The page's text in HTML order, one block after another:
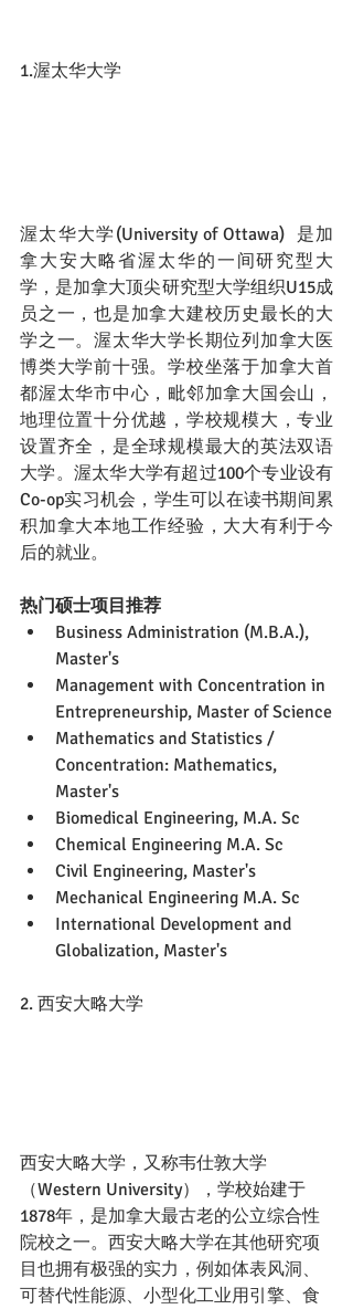
1.渥太华大学
渥太华大学(University of Ottawa)  是加
拿大安大略省渥太华的一间研究型大
学，是加拿大顶尖研究型大学组织U15成
员之一，也是加拿大建校历史最长的大
学之一。渥太华大学长期位列加拿大医
博类大学前十强。学校坐落于加拿大首
都渥太华市中心，毗邻加拿大国会山，
地理位置十分优越，学校规模大，专业
设置齐全，是全球规模最大的英法双语
大学。渥太华大学有超过100个专业设有
Co-op实习机会，学生可以在读书期间累
积加拿大本地工作经验，大大有利于今
后的就业。
热门硕士项目推荐
Business Administration (M.B.A.),
Master's
Management with Concentration in
Entrepreneurship, Master of Science
Mathematics and Statistics /
Concentration: Mathematics,
Master's
Biomedical Engineering, M.A. Sc
Chemical Engineering M.A. Sc
Civil Engineering, Master's
Mechanical Engineering M.A. Sc
International Development and
Globalization, Master's
2. 西安大略大学
西安大略大学，又称韦仕敦大学
（Western University），学校始建于
1878年，是加拿大最古老的公立综合性
院校之一。 西安大略大学在其他研究项
目也拥有极强的实力，例如体表风洞、
可替代性能源、小型化工业用引擎、食